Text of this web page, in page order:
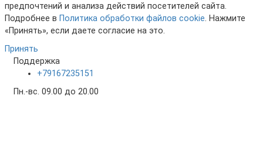
предпочтений и анализа действий посетителей сайта.
Подробнее в Политика обработки файлов cookie. Нажмите
«Принять», если даете согласие на это.
Принять
Поддержка
+79167235151
Пн.-вс. 09.00 до 20.00